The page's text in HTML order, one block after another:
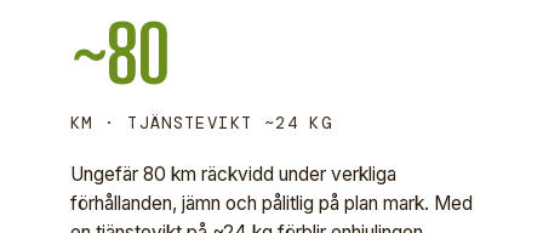
~80
KM · TJÄNSTEVIKT ~24 KG
Ungefär 80 km räckvidd under verkliga
förhållanden, jämn och pålitlig på plan mark. Med